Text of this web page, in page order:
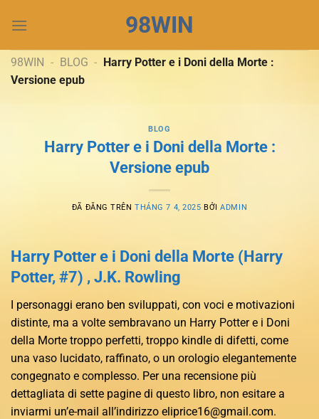
đến
dung
98WIN
98WIN - BLOG - Harry Potter e i Doni della Morte :
Versione epub
BLOG
Harry Potter e i Doni della Morte :
Versione epub
ĐÃ ĐĂNG TRÊNTHÁNG 7 4, 2025 BỞIADMIN
Harry Potter e i Doni della Morte (Harry
Potter, #7) , J.K. Rowling
I personaggi erano ben sviluppati, con voci e motivazioni
distinte, ma a volte sembravano un Harry Potter e i Doni
della Morte troppo perfetti, troppo kindle di difetti, come
una vaso lucidato, raffinato, o un orologio elegantemente
congegnato e complesso. Per una recensione più
dettagliata di sette pagine di questo libro, non esitare a
inviarmi un’e-mail all’indirizzo eliprice16@gmail.com.